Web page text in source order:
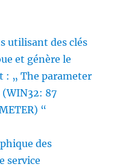
utilisant des clés
et génère le
: „ The parameter
87
“
des
service